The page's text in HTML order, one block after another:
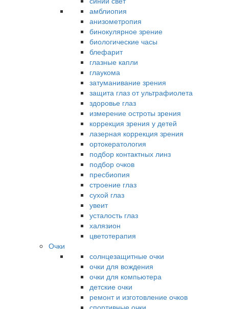
амблиопия
анизометропия
бинокулярное зрение
биологические часы
блефарит
глазные капли
глаукома
затуманивание зрения
защита глаз от ультрафиолета
здоровье глаз
измерение остроты зрения
коррекция зрения у детей
лазерная коррекция зрения
ортокератология
подбор контактных линз
подбор очков
пресбиопия
строение глаз
сухой глаз
увеит
усталость глаз
халязион
цветотерапия
Очки
солнцезащитные очки
очки для вождения
очки для компьютера
детские очки
ремонт и изготовление очков